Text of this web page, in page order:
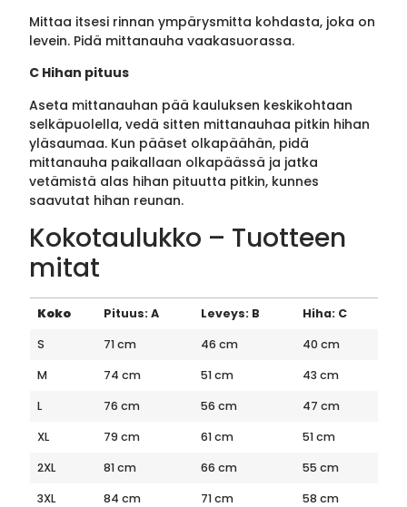
Mittaa itsesi rinnan ympärysmitta kohdasta, joka on
levein. Pidä mittanauha vaakasuorassa.
C Hihan pituus
Aseta mittanauhan pää kauluksen keskikohtaan
selkäpuolella, vedä sitten mittanauhaa pitkin hihan
yläsaumaa. Kun pääset olkapäähän, pidä
mittanauha paikallaan olkapäässä ja jatka
vetämistä alas hihan pituutta pitkin, kunnes
saavutat hihan reunan.
Kokotaulukko – Tuotteen
mitat
Koko Pituus: A Leveys: B
Hiha: C
S
71 cm 46 cm
40 cm
M
74 cm 51 cm
43 cm
L
76 cm 56 cm
47 cm
XL
79 cm 61 cm
51 cm
2XL
81 cm 66 cm
55 cm
3XL
84 cm 71 cm
58 cm